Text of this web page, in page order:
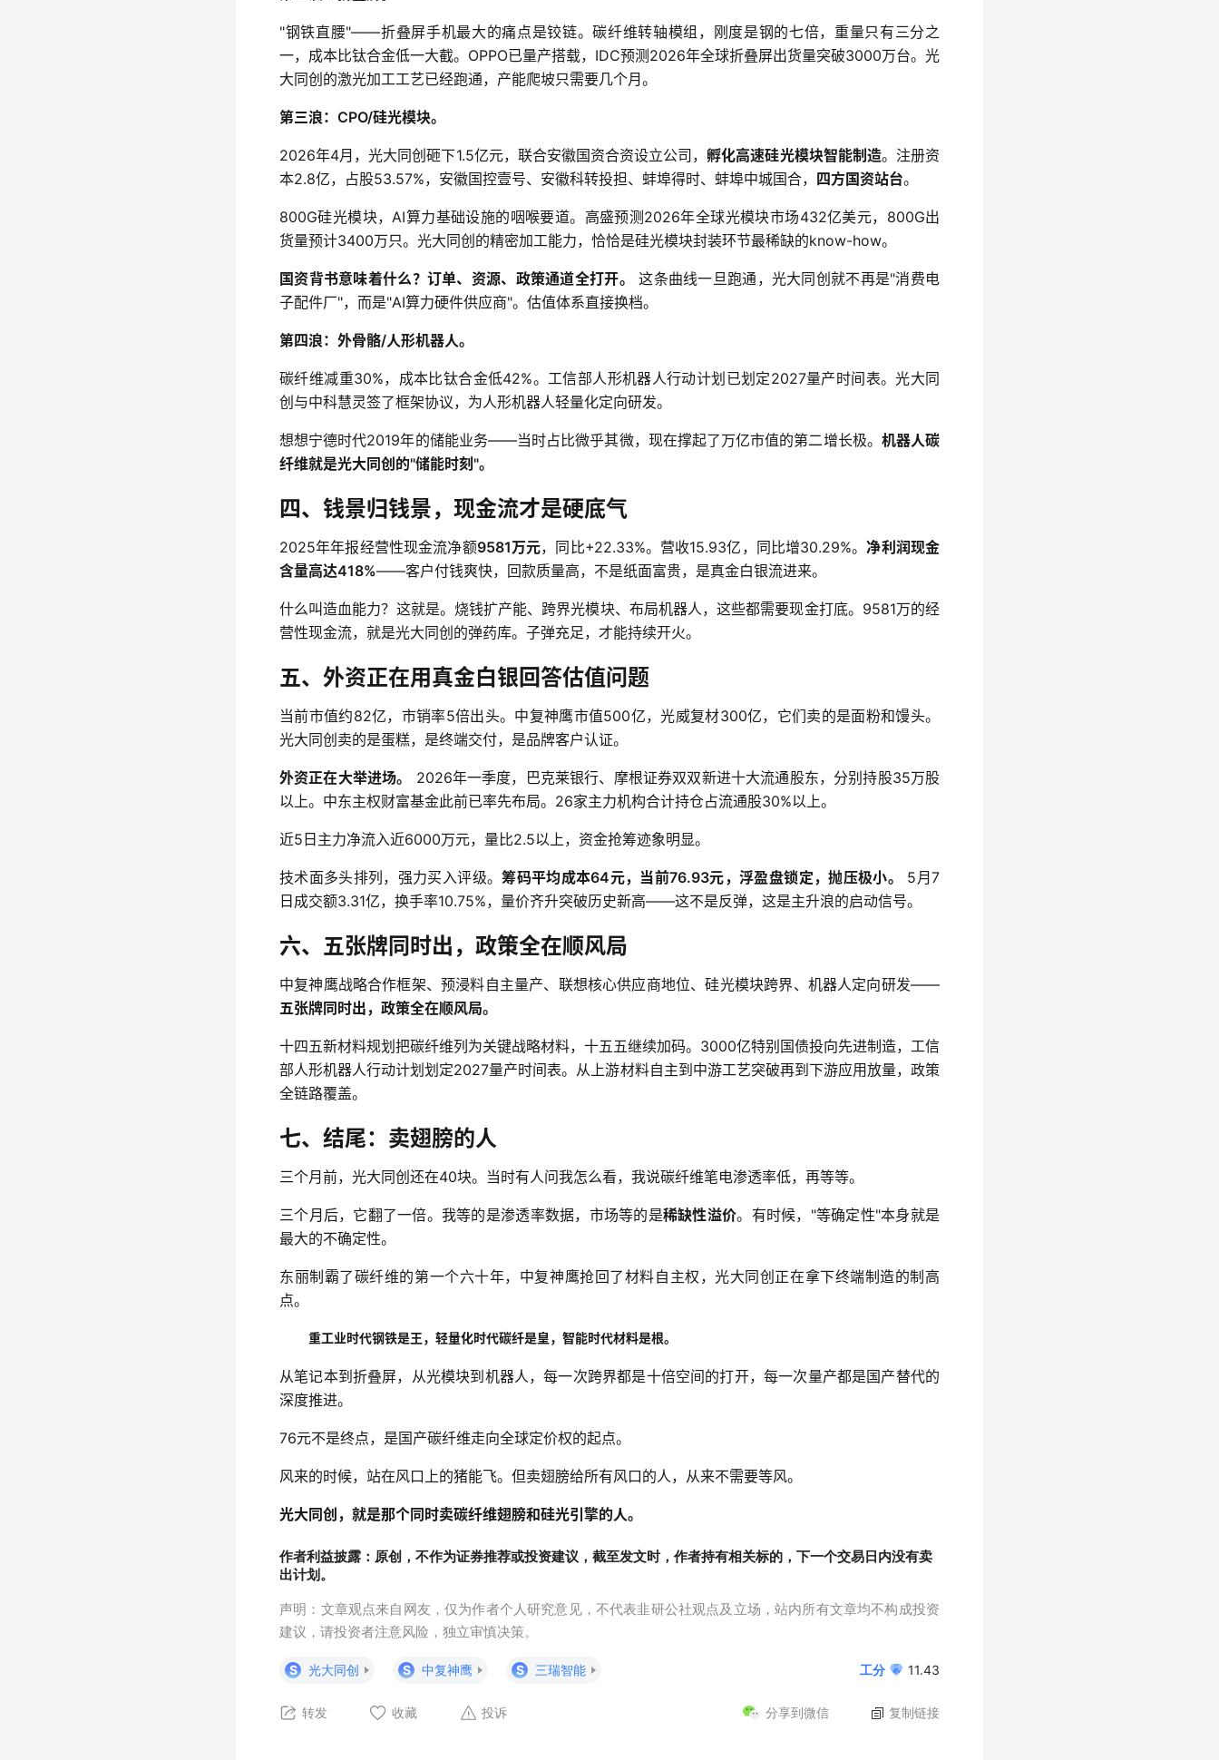
"钢铁直腰"——折叠屏手机最大的痛点是铰链。碳纤维转轴模组，刚度是钢的七倍，重量只有三分之
一，成本比钛合金低一大截。OPPO已量产搭载，IDC预测2026年全球折叠屏出货量突破3000万台。光
大同创的激光加工工艺已经跑通，产能爬坡只需要几个月。
第三浪：CPO/硅光模块。
2026年4月，光大同创砸下1.5亿元，联合安徽国资合资设立公司，孵化高速硅光模块智能制造。注册资
本2.8亿，占股53.57%，安徽国控壹号、安徽科转投担、蚌埠得时、蚌埠中城国合， 四方国资站台。
800G硅光模块，AI算力基础设施的咽喉要道。高盛预测2026年全球光模块市场432亿美元，800G出
货量预计3400万只。光大同创的精密加工能力，恰恰是硅光模块封装环节最稀缺的know-how。
国资背书意味着什么？订单、资源、政策通道全打开。
这条曲线一旦跑通，光大同创就不再是"消费电
子配件厂"，而是"AI算力硬件供应商"。估值体系直接换档。
第四浪：外骨骼/人形机器人。
碳纤维减重30%，成本比钛合金低42%。工信部人形机器人行动计划已划定2027量产时间表。光大同
创与中科慧灵签了框架协议，为人形机器人轻量化定向研发。
想想宁德时代2019年的储能业务——当时占比微乎其微，现在撑起了万亿市值的第二增长极。 机器人碳
纤维就是光大同创的"储能时刻"。
四、钱景归钱景，现金流才是硬底气
2025年年报经营性现金流净额9581万元，同比+22.33%。营收15.93亿，同比增30.29%。净利润现金
含量高达418%——客户付钱爽快，回款质量高，不是纸面富贵，是真金白银流进来。
什么叫造血能力？这就是。烧钱扩产能、跨界光模块、布局机器人，这些都需要现金打底。9581万的经
营性现金流，就是光大同创的弹药库。子弹充足，才能持续开火。
五、外资正在用真金白银回答估值问题
当前市值约82亿，市销率5倍出头。中复神鹰市值500亿，光威复材300亿，它们卖的是面粉和馒头。
光大同创卖的是蛋糕，是终端交付，是品牌客户认证。
外资正在大举进场。
2026年一季度，巴克莱银行、摩根证券双双新进十大流通股东，分别持股35万股
以上。中东主权财富基金此前已率先布局。26家主力机构合计持仓占流通股30%以上。
近5日主力净流入近6000万元，量比2.5以上，资金抢筹迹象明显。
技术面多头排列，强力买入评级。筹码平均成本64元，当前76.93元，浮盈盘锁定，抛压极小。
5月7
日成交额3.31亿，换手率10.75%，量价齐升突破历史新高——这不是反弹，这是主升浪的启动信号。
六、五张牌同时出，政策全在顺风局
中复神鹰战略合作框架、预浸料自主量产、联想核心供应商地位、硅光模块跨界、机器人定向研发——
五张牌同时出，政策全在顺风局。
十四五新材料规划把碳纤维列为关键战略材料，十五五继续加码。3000亿特别国债投向先进制造，工信
部人形机器人行动计划划定2027量产时间表。从上游材料自主到中游工艺突破再到下游应用放量，政策
全链路覆盖。
七、结尾：卖翅膀的人
三个月前，光大同创还在40块。当时有人问我怎么看，我说碳纤维笔电渗透率低，再等等。
三个月后，它翻了一倍。我等的是渗透率数据，市场等的是稀缺性溢价。有时候，"等确定性"本身就是
最大的不确定性。
东丽制霸了碳纤维的第一个六十年，中复神鹰抢回了材料自主权，光大同创正在拿下终端制造的制高
点。
重工业时代钢铁是王，轻量化时代碳纤是皇，智能时代材料是根。
从笔记本到折叠屏，从光模块到机器人，每一次跨界都是十倍空间的打开，每一次量产都是国产替代的
深度推进。
76元不是终点，是国产碳纤维走向全球定价权的起点。
风来的时候，站在风口上的猪能飞。但卖翅膀给所有风口的人，从来不需要等风。
光大同创，就是那个同时卖碳纤维翅膀和硅光引擎的人。
作者利益披露：原创，不作为证券推荐或投资建议，截至发文时，作者持有相关标的，下一个交易日内没有卖
出计划。
声明：文章观点来自网友，仅为作者个人研究意见，不代表韭研公社观点及立场，站内所有文章均不构成投资
建议，请投资者注意风险，独立审慎决策。
S 光大同创 S 中复神鹰 S 三瑞智能 工分 11.43
转发 收藏 投诉 复制链接
分享到微信